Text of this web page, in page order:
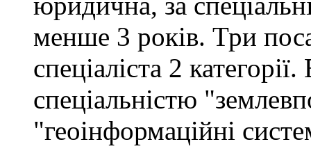
менше 3 років. Три
спеціаліста 2
спеціальністю
"геоінформаційні